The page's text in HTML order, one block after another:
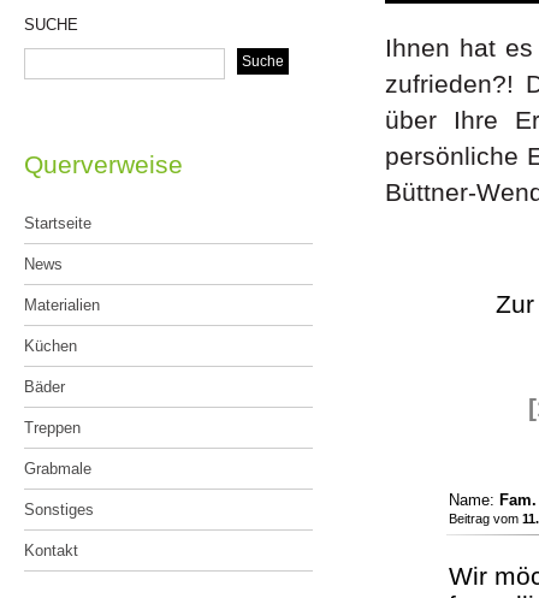
Ihnen hat
zufrieden?!
über Ihre
persönliche
Büttner-
SUCHE
Querverweise
Startseite
News
Materialien
Küchen
Bäder
Treppen
Grabmale
Sonstiges
Kontakt